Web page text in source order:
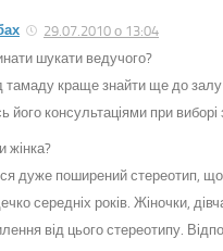
29.07.2010 о 13:04
шукати ведучого?
тамаду краще знайти ще до залу
його консультаціями при виборі
жінка?
дуже поширений стереотип,
середніх років. Жіночки,
від цього стереотипу.